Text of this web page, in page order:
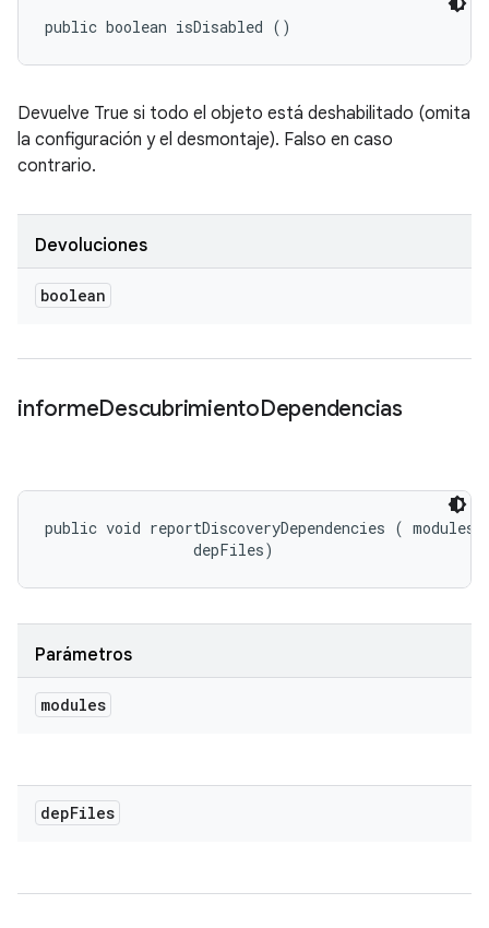
public boolean isDisabled ()
Devuelve True si todo el objeto está deshabilitado (omita
la configuración y el desmontaje). Falso en caso
contrario.
Devoluciones
boolean
informeDescubrimientoDependencias
public void reportDiscoveryDependencies (
depFiles)
Parámetros
modules
depFiles